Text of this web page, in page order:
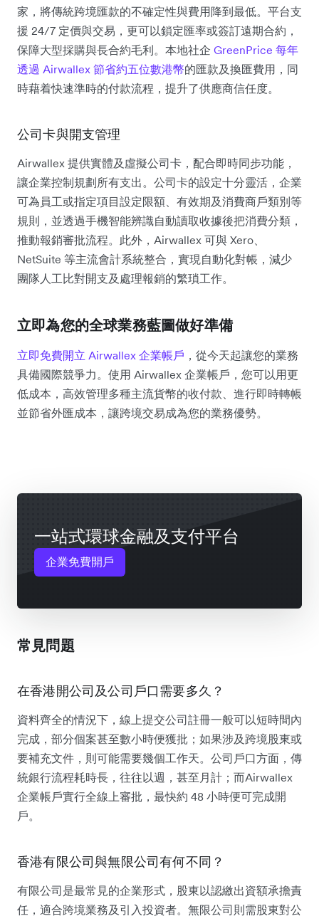
家，將傳統跨境匯款的不確定性與費用降到最低。平台支
援 24/7 定價與交易，更可以鎖定匯率或簽訂遠期合約，
保障大型採購與長合約毛利。本地社企 GreenPrice 每年
透過 Airwallex 節省約五位數港幣的匯款及換匯費用，同
時藉着快速準時的付款流程，提升了供應商信任度。
公司卡與開支管理
Airwallex 提供實體及虛擬公司卡，配合即時同步功能，
讓企業控制規劃所有支出。公司卡的設定十分靈活，企業
可為員工或指定項目設定限額、有效期及消費商戶類別等
規則，並透過手機智能辨識自動讀取收據後把消費分類，
推動報銷審批流程。此外，Airwallex 可與 Xero、
NetSuite 等主流會計系統整合，實現自動化對帳，減少
團隊人工比對開支及處理報銷的繁瑣工作。
立即為您的全球業務藍圖做好準備
立即免費開立 Airwallex 企業帳戶 ，從今天起讓您的業務
具備國際競爭力。使用 Airwallex 企業帳戶，您可以用更
低成本，高效管理多種主流貨幣的收付款、進行即時轉帳
並節省外匯成本，讓跨境交易成為您的業務優勢。
一站式環球金融及支付平台
企業免費開戶
常見問題
在香港開公司及公司戶口需要多久？
資料齊全的情況下，線上提交公司註冊一般可以短時間內
完成，部分個案甚至數小時便獲批；如果涉及跨境股東或
要補充文件，則可能需要幾個工作天。公司戶口方面，傳
統銀行流程耗時長，往往以週，甚至月計；而Airwallex
企業帳戶實行全線上審批，最快約 48 小時便可完成開
戶。
香港有限公司與無限公司有何不同？
有限公司是最常見的企業形式，股東以認繳出資額承擔責
任，適合跨境業務及引入投資者。無限公司則需股東對公